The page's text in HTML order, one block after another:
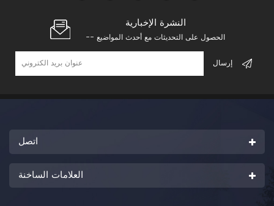
النشرة الإخبارية
-- الحصول على التحديثات مع أحدث المواضيع
اتصل
العلامات الساخنة